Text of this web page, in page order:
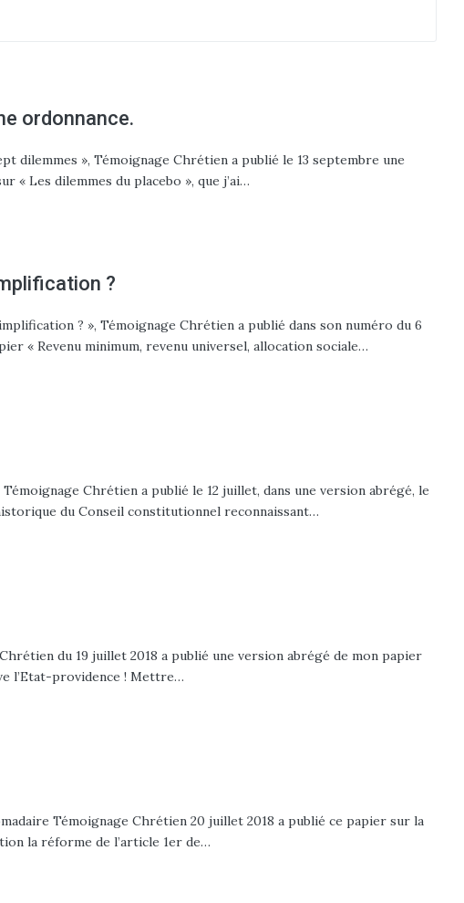
ordonnance.
dilemmes », Témoignage Chrétien a publié le 13 septembre une
« Les dilemmes du placebo », que j’ai…
?
? », Témoignage Chrétien a publié dans son numéro du 6
« Revenu minimum, revenu universel, allocation sociale…
Chrétien a publié le 12 juillet, dans une version abrégé, le
du Conseil constitutionnel reconnaissant…
du 19 juillet 2018 a publié une version abrégé de mon papier
l’Etat-providence ! Mettre…
Témoignage Chrétien 20 juillet 2018 a publié ce papier sur la
la réforme de l’article 1er de…